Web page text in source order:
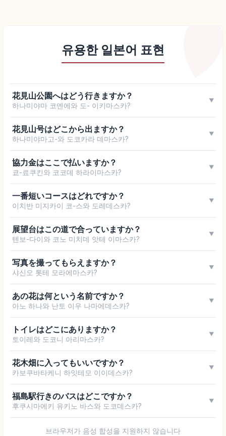
유용한 일본어 표현
花見山公園へはどう行きますか？
하나미야마 코엔에와 도- 이키마스카?
▼
花見山号はどこから出ますか？
하나미야마고-와 도코카라 데마스카?
▼
協力金はここで払いますか？
쿄-료쿠킨와 코코데 하라이마스카?
▼
一番短いコースはどれですか？
이치반 미지카이 코-스와 도레데스카?
▼
展望台はこの道で合っていますか？
텐보-다이와 코노 미치데 앗테 이마스카?
▼
写真を撮ってもらえますか？
샤신오 톳테 모라에마스카?
▼
あの花は何という名前ですか？
아노 하나와 난토 이우 나마에데스카?
▼
トイレはどこにありますか？
토이레와 도코니 아리마스카?
▼
花木畑に入ってもいいですか？
카보쿠바타케니 하잇테모 이이데스카?
▼
福島駅行きのバスはどこですか？
후쿠시마에키 유키노 바스와 도코데스카?
▼
브라우저가 음성 합성을 지원하지 않습니다